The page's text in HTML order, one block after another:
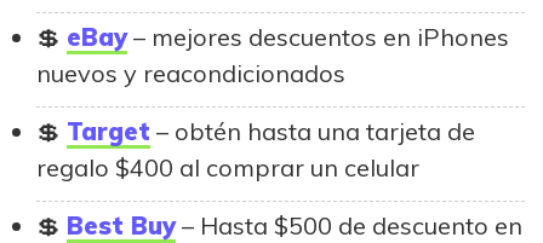
eBay– mejores descuentos en iPhones
nuevos y reacondicionados
Target – obtén hasta una tarjeta de
regalo $400 al comprar un celular
Best Buy– Hasta $500 de descuento en